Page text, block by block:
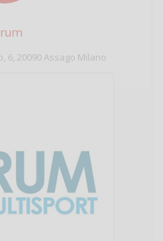
6, 20090 Assago Milano